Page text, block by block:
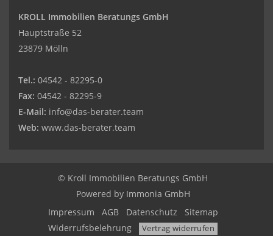
KROLL Immobilien Beratungs GmbH
Hauptstraße 52
23879 Mölln
Tel.: 04542 - 82295-0
Fax: 04542 - 82295-9
E-Mail: info@das-berater.team
Web: www.das-berater.team
© Kroll Immobilien Beratungs GmbH
Powered by Immonia GmbH
Impressum
AGB Datenschutz
Sitemap
Widerrufsbelehrung
Vertrag widerrufen